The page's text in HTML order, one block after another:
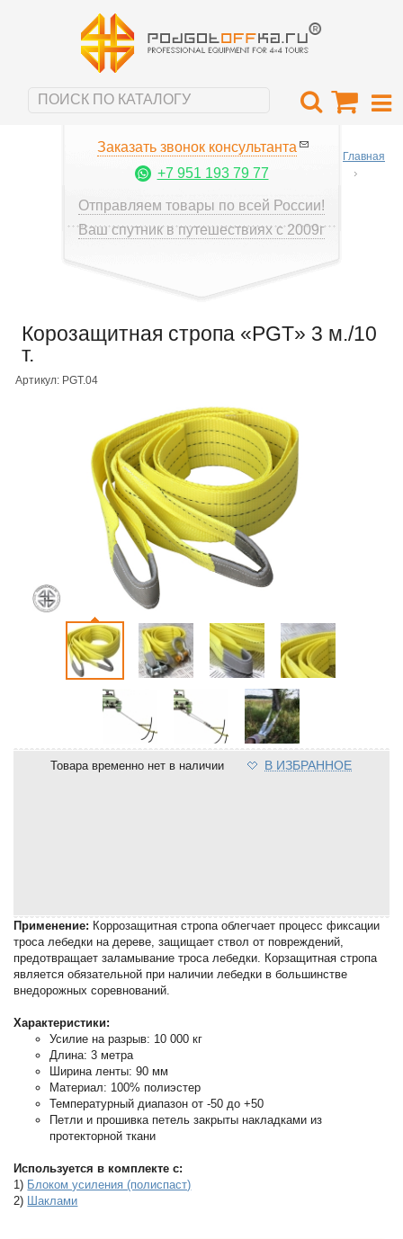
Заказать звонок консультанта
+7 951 193 79 77
Отправляем товары по всей России!
Ваш спутник в путешествиях с 2009г
Главная
Корозащитная стропа «PGT» 3 м./10
т.
Артикул: PGT.04
Товара временно нет в наличии В ИЗБРАННОЕ
Применение: Коррозащитная стропа облегчает процесс фиксации
троса лебедки на дереве, защищает ствол от повреждений,
предотвращает заламывание троса лебедки. Корзащитная стропа
является обязательной при наличии лебедки в большинстве
внедорожных соревнований.
Характеристики:
Усилие на разрыв: 10 000 кг
Длина: 3 метра
Ширина ленты: 90 мм
Материал: 100% полиэстер
Температурный диапазон от -50 до +50
Петли и прошивка петель закрыты накладками из
протекторной ткани
Используется в комплекте с:
1) Блоком усиления (полиспаст)
2) Шаклами